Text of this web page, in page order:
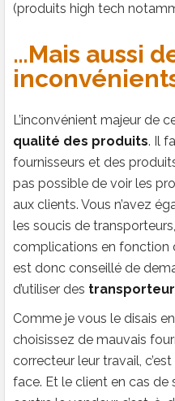
(produits high tech
…Mais aussi
L’inconvénient majeur de
qualité des produits. Il
fournisseurs et des
pas possible de voir les
aux clients. Vous n’avez
les soucis de
complications en fonction
est donc conseillé de
d’utiliser des
Comme je vous le disais
choisissez de mauvais
correcteur leur travail,
face. Et le client en cas de